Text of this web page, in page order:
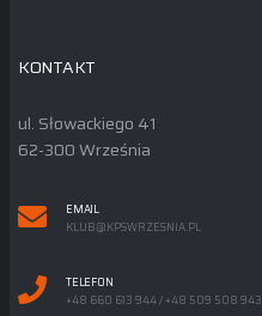
KONTAKT
ul. Słowackiego 41
62-300 Września
EMAIL
KLUB@KPSWRZESNIA.PL
TELEFON
+48 660 613 944 / +48 509 508 943